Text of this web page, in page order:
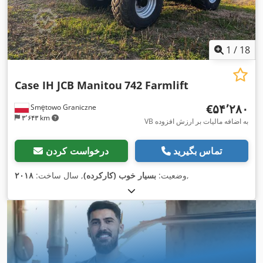
1 / 18
Smętowo Graniczne
۳٬۶۴۳ km
Case IH JCB Manitou 742 Farmlift
‎€۵۴٬۲۸۰
VB به اضافه مالیات بر ارزش افزوده
درخواست کردن تماس بگیرید
وضعیت: بسیار خوب (کارکرده), سال ساخت: ۲۰۱۸ ,